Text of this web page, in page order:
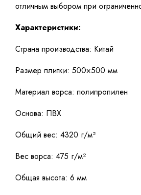
отличным выбором при
Характеристики:
Страна производства: Китай
Размер плитки: 500×500 мм
Материал ворса: полипропилен
Основа: ПВХ
Общий вес: 4320 г/м²
Вес ворса: 475 г/м²
Общая высота: 6 мм